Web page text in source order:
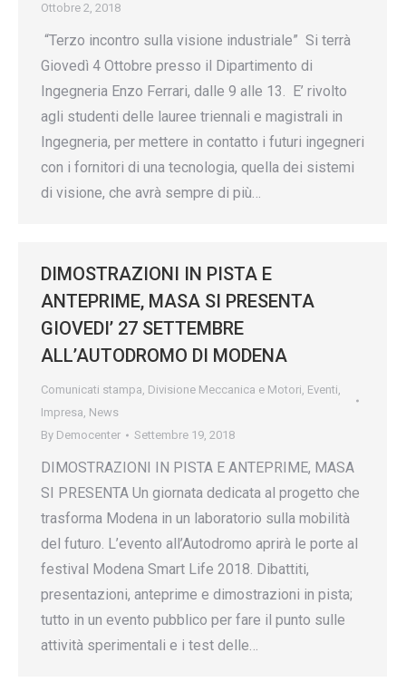
Ottobre 2, 2018
“Terzo incontro sulla visione industriale” Si terrà
Giovedì 4 Ottobre presso il Dipartimento di
Ingegneria Enzo Ferrari, dalle 9 alle 13. E’ rivolto
agli studenti delle lauree triennali e magistrali in
Ingegneria, per mettere in contatto i futuri ingegneri
con i fornitori di una tecnologia, quella dei sistemi
di visione, che avrà sempre di più…
DIMOSTRAZIONI IN PISTA E
ANTEPRIME, MASA SI PRESENTA
GIOVEDI’ 27 SETTEMBRE
ALL’AUTODROMO DI MODENA
Comunicati stampa, Divisione Meccanica e Motori, Eventi,
Impresa, News
By Democenter Settembre 19, 2018
DIMOSTRAZIONI IN PISTA E ANTEPRIME, MASA
SI PRESENTA Un giornata dedicata al progetto che
trasforma Modena in un laboratorio sulla mobilità
del futuro. L’evento all’Autodromo aprirà le porte al
festival Modena Smart Life 2018. Dibattiti,
presentazioni, anteprime e dimostrazioni in pista;
tutto in un evento pubblico per fare il punto sulle
attività sperimentali e i test delle…